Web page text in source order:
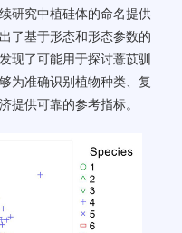
研究中植硅体的命名提供
了基于形态和形态参数的
现了可能用于探讨薏苡驯
为准确识别植物种类、复
提供可靠的参考指标。